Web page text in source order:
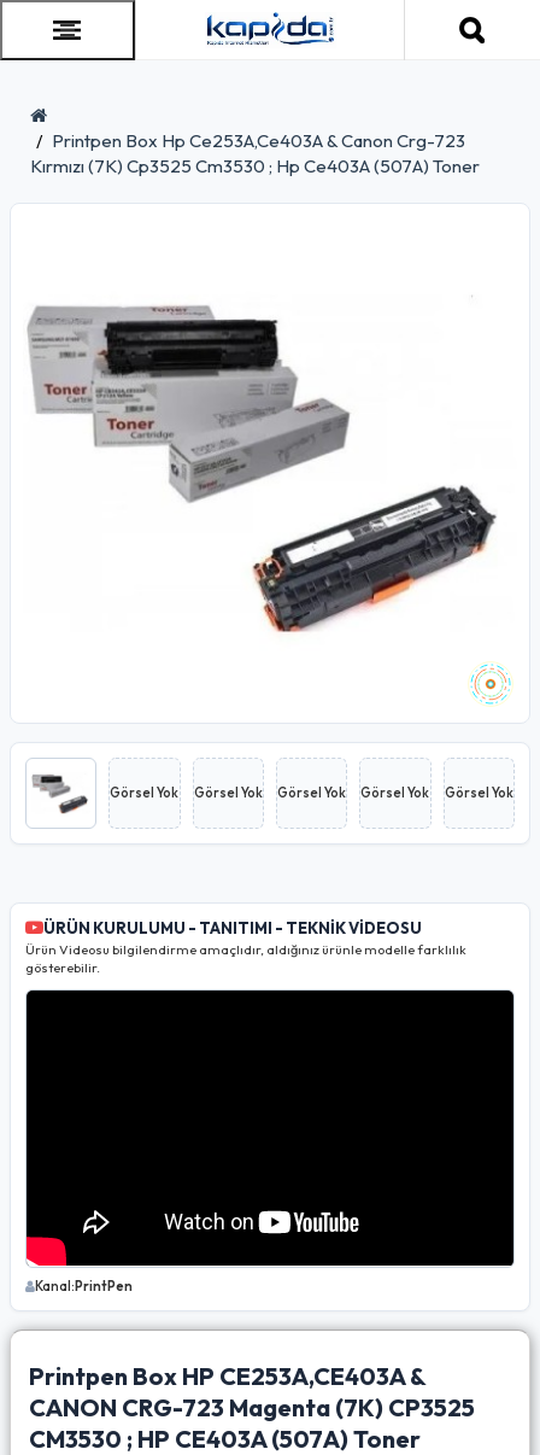
Printpen Box Hp Ce253A,Ce403A & Canon Crg-723
Kırmızı (7K) Cp3525 Cm3530 ; Hp Ce403A (507A) Toner
Görsel Yok Görsel Yok Görsel Yok Görsel Yok Görsel Yok
ÜRÜN KURULUMU - TANITIMI - TEKNİK VİDEOSU
Ürün Videosu bilgilendirme amaçlıdır, aldığınız ürünle modelle farklılık
gösterebilir.
Kanal:PrintPen
Printpen Box HP CE253A,CE403A &
CANON CRG-723 Magenta (7K) CP3525
CM3530 ; HP CE403A (507A) Toner